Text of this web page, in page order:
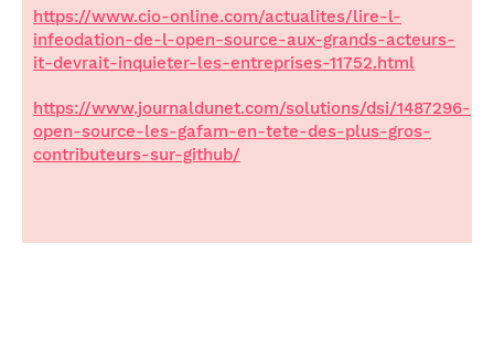
https://www.cio-online.com/actualites/lire-l-
infeodation-de-l-open-source-aux-grands-acteurs-
it-devrait-inquieter-les-entreprises-11752.html
https://www.journaldunet.com/solutions/dsi/1487296-
open-source-les-gafam-en-tete-des-plus-gros-
contributeurs-sur-github/